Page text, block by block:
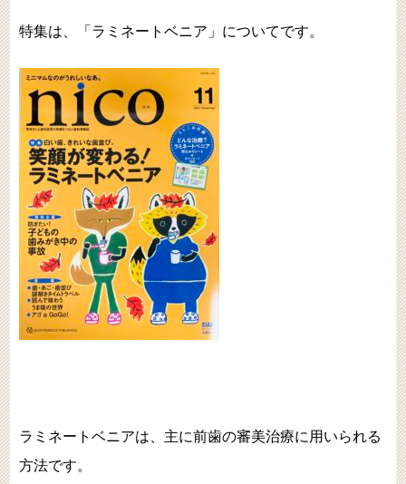
特集は、「ラミネートベニア」についてです。
ラミネートベニアは、主に前歯の審美治療に用いられる
方法です。